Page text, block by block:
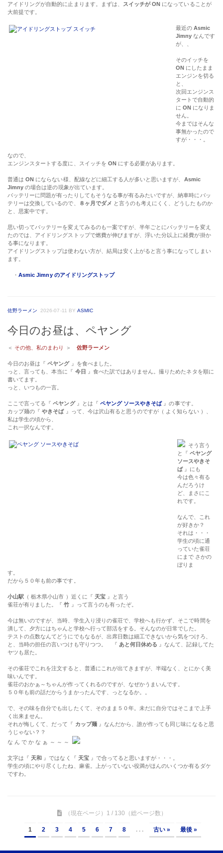
アイドリングが自動的に止まります。まずは、 スイッチが ON になっていることが
大前提です。
最近のAsmic
Jimny なんです
が、、
そのイッチを
ON にしたまま
エンジンを切る
と、
次回エンジンス
タートで自動的
にON になりま
せん。
今まではそんな
事無かったので
すが・・・。
なので、
エンジンスタートする度に、スイッチを ONにする必要があります。
普通はON にならない様、配線などに細工する人が多いと思いますが、 Asmic
Jimny の場合は逆の現象が出ています。
バッテリーに問題が有ったりしてもそうなる事が有るみたいですが、納車時にバッ
テリーは交換しているので、
８ヶ月でダメ と言うのも考えにくく、どうしたものか
と、思案中です。
思い切ってバッテリーを変えてみるのも一案ですが、半年ごとにバッテリーを変え
たのでは、アイドリングストップで燃費が伸びますが、浮いた分以上に経費が掛か
る事になります。
アイドリングストップは使わない方が、結局は安く上がると言う事になってしまい
ます。
・Asmic Jimny のアイドリングストップ
佐野ラーメン 2026-07-11 BY ASMIC
今日のお昼は、ペヤング
＜ その他、私のまわり ＞ 佐野ラーメン
今日のお昼は『ペヤング』を食べました。
っと、言っても、本当に『 今日
』食べた訳ではありません。撮りためたネタを順に
書いてます。
っと、いつもの一言。
ここで言ってる『ペヤング』とは『 ペヤング ソースやきそば』の事です。
カップ麺の『やきそば』って、今は沢山有ると思うのですが（ よく知らない ）、
私は学生の頃から、
これ一択なんです。
そう言う
と『ペヤング
ソースやきそ
ば』にも
今は色々有る
んだろうけ
ど、まさにこ
れです。
なんで、これ
が好きか？
それは・・・
学生の頃に通
っていた雀荘
にまで さかの
ぼりま
す。
だから５０年も前の事です。
小山駅 （ 栃木県小山市 ）近くに『 天宝』と言う
雀荘が有りました。『竹 』って言うのも有ったぞ。
今は無いのですが、当時、学生入り浸りの雀荘で、学校へも行かず、そこで時間を
潰して、夕方にはちゃんと学校へ行って部活をする。そんなのが日常でした。
テストの点数なんてどうにでもなるが、出席日数は細工できないから気をつけろ、
と、当時の担任の言いつけも守りつつ。 『 あと何日休める 』なんて、記録してた
ヤツも居た。
その雀荘でこれを注文すると、普通にこれが出てきますが、半端なく、とにかく美
味いんです。
雀荘のおかぁ～ちゃんが作ってくれるのですが、なぜかうまいんです。
５０年も前の話だからうまかったんです、っとなるか。。
で、その味を自分でも出したくて、そのまま５０年。未だに自分ではそこまで上手
く出来ません。
それが悔しくて、だって『 カップ麺』なんだから、誰が作っても同じ味になると思
うじゃない？？
な ん で か な ぁ ～ ～ ～
文字は『 天和 』ではなく『 天宝』で合ってると思いますが・・・。
学生の頃にやり尽くしたね、麻雀。上がっていない役満がほんのいくつか有るダケ
ですわ。
（現在ページ）1 / 130（総ページ数）
1 2 3 4 5 6 7 8 . . . 古い » 最後 »